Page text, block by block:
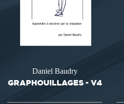
Daniel Baudry
GRAPHOUILLAGES - V4